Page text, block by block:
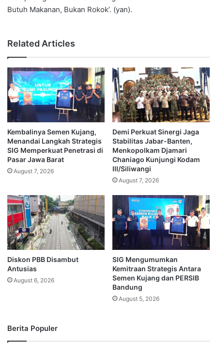
Butuh Makanan, Bukan Rokok’. (yan).
Related Articles
Kembalinya Semen Kujang,
Menandai Langkah Strategis
SIG Memperkuat Penetrasi di
Pasar Jawa Barat
August 7, 2026
Demi Perkuat Sinergi Jaga
Stabilitas Jabar-Banten,
Menkopolkam Djamari
Chaniago Kunjungi Kodam
III/Siliwangi
August 7, 2026
Diskon PBB Disambut
Antusias
August 6, 2026
SIG Mengumumkan
Kemitraan Strategis Antara
Semen Kujang dan PERSIB
Bandung
August 5, 2026
Berita Populer